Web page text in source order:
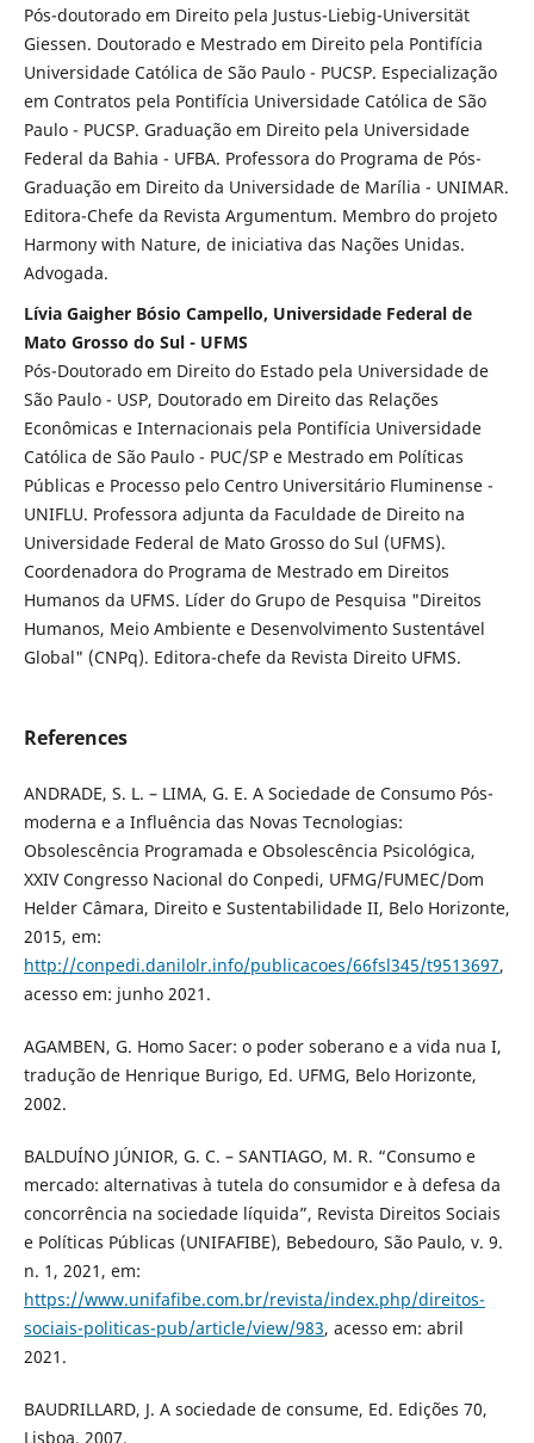
Pós-doutorado em Direito pela Justus-Liebig-Universität
Giessen. Doutorado e Mestrado em Direito pela Pontifícia
Universidade Católica de São Paulo - PUCSP. Especialização
em Contratos pela Pontifícia Universidade Católica de São
Paulo - PUCSP. Graduação em Direito pela Universidade
Federal da Bahia - UFBA. Professora do Programa de Pós-
Graduação em Direito da Universidade de Marília - UNIMAR.
Editora-Chefe da Revista Argumentum. Membro do projeto
Harmony with Nature, de iniciativa das Nações Unidas.
Advogada.
Lívia Gaigher Bósio Campello, Universidade Federal de
Mato Grosso do Sul - UFMS
Pós-Doutorado em Direito do Estado pela Universidade de
São Paulo - USP, Doutorado em Direito das Relações
Econômicas e Internacionais pela Pontifícia Universidade
Católica de São Paulo - PUC/SP e Mestrado em Políticas
Públicas e Processo pelo Centro Universitário Fluminense -
UNIFLU. Professora adjunta da Faculdade de Direito na
Universidade Federal de Mato Grosso do Sul (UFMS).
Coordenadora do Programa de Mestrado em Direitos
Humanos da UFMS. Líder do Grupo de Pesquisa "Direitos
Humanos, Meio Ambiente e Desenvolvimento Sustentável
Global" (CNPq). Editora-chefe da Revista Direito UFMS.
References
ANDRADE, S. L. – LIMA, G. E. A Sociedade de Consumo Pós-
moderna e a Influência das Novas Tecnologias:
Obsolescência Programada e Obsolescência Psicológica,
XXIV Congresso Nacional do Conpedi, UFMG/FUMEC/Dom
Helder Câmara, Direito e Sustentabilidade II, Belo Horizonte,
2015, em:
http://conpedi.danilolr.info/publicacoes/66fsl345/t9513697,
acesso em: junho 2021.
AGAMBEN, G. Homo Sacer: o poder soberano e a vida nua I,
tradução de Henrique Burigo, Ed. UFMG, Belo Horizonte,
2002.
BALDUÍNO JÚNIOR, G. C. – SANTIAGO, M. R. “Consumo e
mercado: alternativas à tutela do consumidor e à defesa da
concorrência na sociedade líquida”, Revista Direitos Sociais
e Políticas Públicas (UNIFAFIBE), Bebedouro, São Paulo, v. 9.
n. 1, 2021, em:
https://www.unifafibe.com.br/revista/index.php/direitos-
sociais-politicas-pub/article/view/983, acesso em: abril
2021.
BAUDRILLARD, J. A sociedade de consume, Ed. Edições 70,
Lisboa, 2007.